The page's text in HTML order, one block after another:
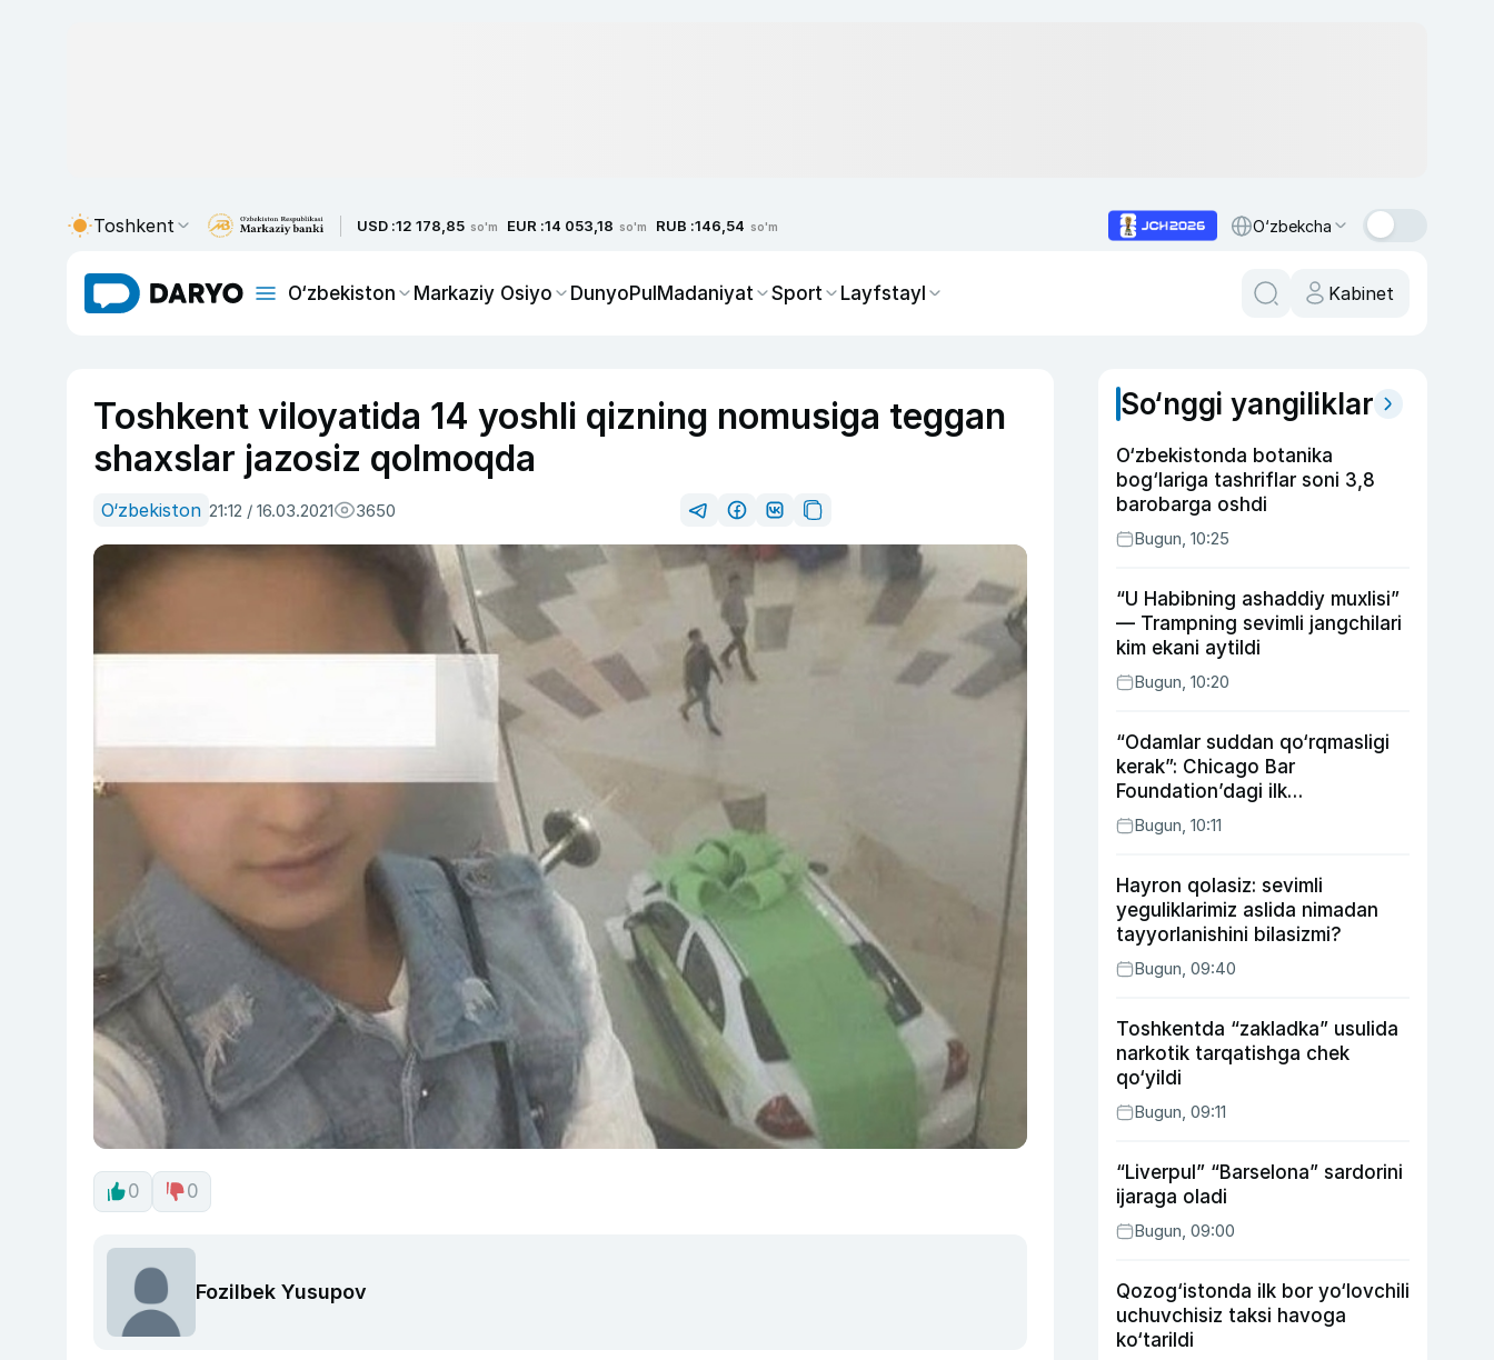
Toshkent USD :12 178,85 so'm EUR :14 053,18 so'm RUB :146,54 so'm O‘zbekcha
O‘zbekiston Markaziy Osiyo DunyoPulMadaniyat Sport Layfstayl Kabinet
Toshkent viloyatida 14 yoshli qizning nomusiga teggan
shaxslar jazosiz qolmoqda
O‘zbekiston 21:12 / 16.03.2021 3650
0 0
Fozilbek Yusupov
So‘nggi yangiliklar
O‘zbekistonda botanika
bog‘lariga tashriflar soni 3,8
barobarga oshdi
Bugun, 10:25
“U Habibning ashaddiy muxlisi”
— Trampning sevimli jangchilari
kim ekani aytildi
Bugun, 10:20
“Odamlar suddan qo‘rqmasligi
kerak”: Chicago Bar
Foundation’dagi ilk
o‘zbekistonlik Go‘zal
Abduaxatova
Bugun, 10:11
Hayron qolasiz: sevimli
yeguliklarimiz aslida nimadan
tayyorlanishini bilasizmi?
Bugun, 09:40
Toshkentda “zakladka” usulida
narkotik tarqatishga chek
qo‘yildi
Bugun, 09:11
“Liverpul” “Barselona” sardorini
ijaraga oladi
Bugun, 09:00
Qozog‘istonda ilk bor yo‘lovchili
uchuvchisiz taksi havoga
ko‘tarildi